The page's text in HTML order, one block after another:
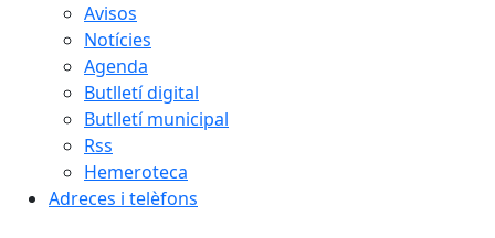
Avisos
Notícies
Agenda
Butlletí digital
Butlletí municipal
Rss
Hemeroteca
Adreces i telèfons